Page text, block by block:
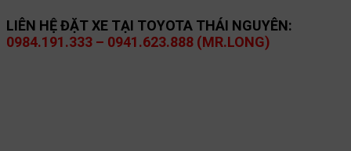
LIÊN HỆ ĐẶT XE TẠI TOYOTA THÁI NGUYÊN:
0984.191.333 – 0941.623.888 (MR.LONG)